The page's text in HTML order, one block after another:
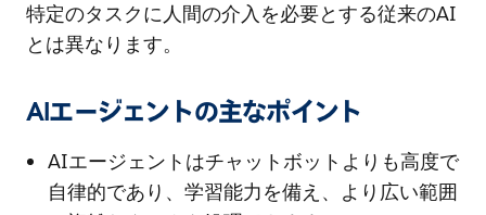
特定のタスクに人間の介入を必要とする従来のAI
とは異なります。
AIエージェントの主なポイント
AIエージェントはチャットボットよりも高度で
自律的であり、学習能力を備え、より広い範囲